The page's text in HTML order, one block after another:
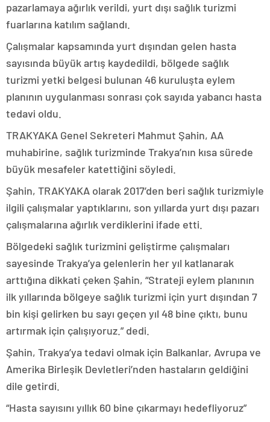
pazarlamaya ağırlık verildi, yurt dışı sağlık turizmi
fuarlarına katılım sağlandı.
Çalışmalar kapsamında yurt dışından gelen hasta
sayısında büyük artış kaydedildi, bölgede sağlık
turizmi yetki belgesi bulunan 46 kuruluşta eylem
planının uygulanması sonrası çok sayıda yabancı hasta
tedavi oldu.
TRAKYAKA Genel Sekreteri Mahmut Şahin, AA
muhabirine, sağlık turizminde Trakya’nın kısa sürede
büyük mesafeler katettiğini söyledi.
Şahin, TRAKYAKA olarak 2017’den beri sağlık turizmiyle
ilgili çalışmalar yaptıklarını, son yıllarda yurt dışı pazarı
çalışmalarına ağırlık verdiklerini ifade etti.
Bölgedeki sağlık turizmini geliştirme çalışmaları
sayesinde Trakya’ya gelenlerin her yıl katlanarak
arttığına dikkati çeken Şahin, “Strateji eylem planının
ilk yıllarında bölgeye sağlık turizmi için yurt dışından 7
bin kişi gelirken bu sayı geçen yıl 48 bine çıktı, bunu
artırmak için çalışıyoruz.” dedi.
Şahin, Trakya’ya tedavi olmak için Balkanlar, Avrupa ve
Amerika Birleşik Devletleri’nden hastaların geldiğini
dile getirdi.
“Hasta sayısını yıllık 60 bine çıkarmayı hedefliyoruz”